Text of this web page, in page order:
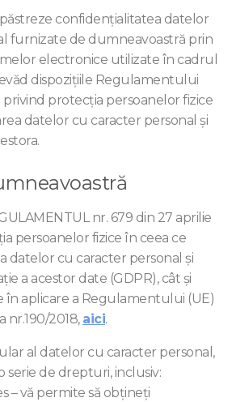
confidențialitatea datelor
furnizate de dumneavoastră prin
electronice utilizate în cadrul
dispozițiile Regulamentului
privind protecția persoanelor fizice
datelor cu caracter personal și
nr. 679 din 27 aprilie
persoanelor fizice în ceea ce
datelor cu caracter personal şi
a acestor date (GDPR), cât și
în aplicare a Regulamentului (UE)
nr.190/2018, aici.
al datelor cu caracter personal,
serie de drepturi, inclusiv:
– vă permite să obţineţi